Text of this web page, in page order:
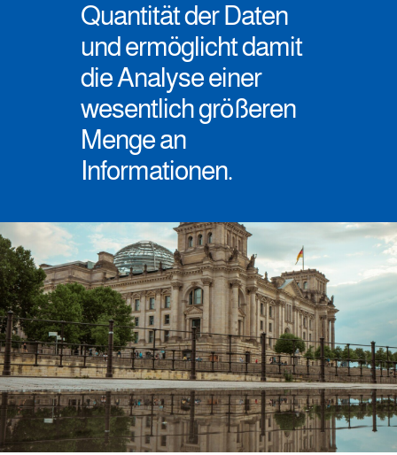
Quantität der Daten
und ermöglicht damit
die Analyse einer
wesentlich größeren
Menge an
Informationen.